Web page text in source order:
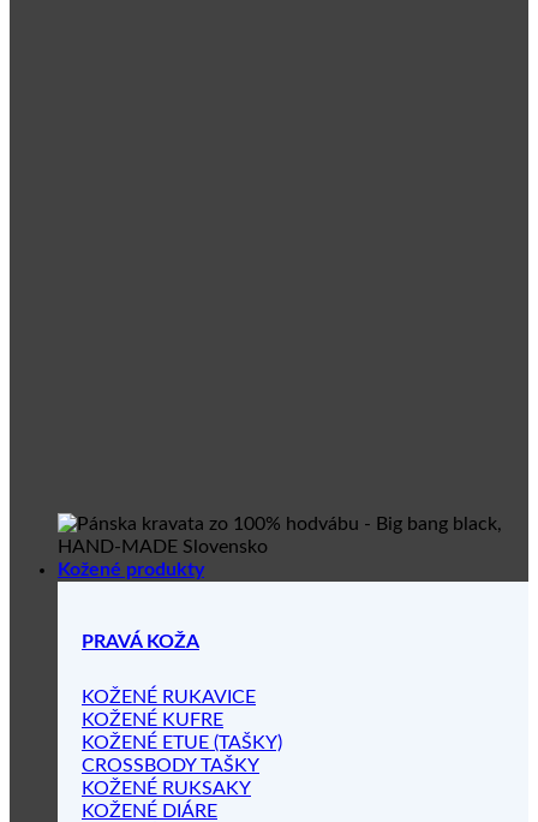
Kožené produkty
PRAVÁ KOŽA
KOŽENÉ RUKAVICE
KOŽENÉ KUFRE
KOŽENÉ ETUE (TAŠKY)
CROSSBODY TAŠKY
KOŽENÉ RUKSAKY
KOŽENÉ DIÁRE